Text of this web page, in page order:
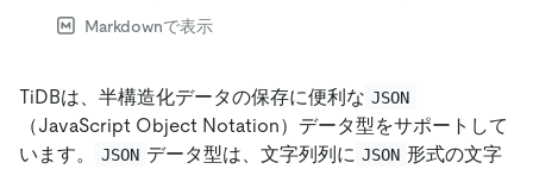
Markdownで表示
TiDBは、半構造化データの保存に便利な JSON
（JavaScript Object Notation）データ型をサポートして
います。
JSON データ型は、文字列列に JSON 形式の文字